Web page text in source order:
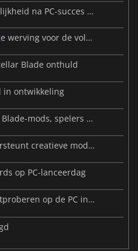
Shift Up zet in op onafhankelijkheid na PC-succes Stellar Blade
SHIFT UP begint grootschalige werving voor de volgende Stellar Blade
Blade onthuld
in ontwikkeling
Nexus Mods verbiedt Stellar Blade-mods, spelers reageren fel
Stellar Blade-directeur ondersteunt creatieve moddinggemeenschap
op PC-lanceerdag
Je kunt Stellar Blade nu al uitproberen op de PC in aanloop naar de lancering in juni